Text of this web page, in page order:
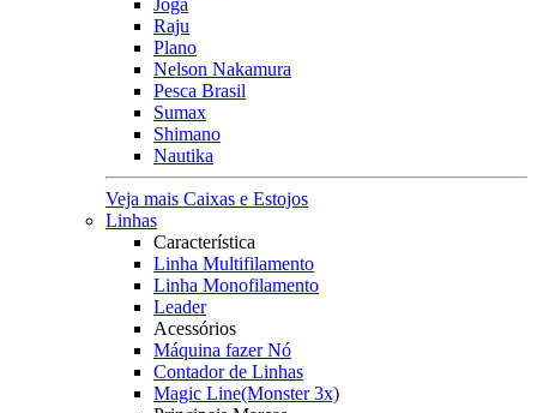
Jogá
Raju
Plano
Nelson Nakamura
Pesca Brasil
Sumax
Shimano
Nautika
Veja mais Caixas e Estojos
Linhas
Característica
Linha Multifilamento
Linha Monofilamento
Leader
Acessórios
Máquina fazer Nó
Contador de Linhas
Magic Line(Monster 3x)